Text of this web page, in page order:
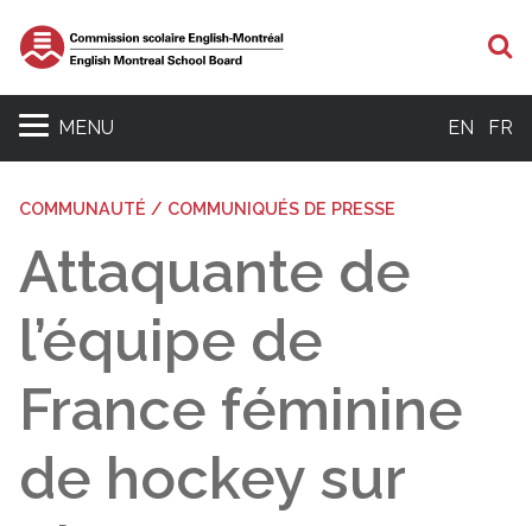
MENU EN FR
COMMUNAUTÉ / COMMUNIQUÉS DE PRESSE
Attaquante de
l’équipe de
France féminine
de hockey sur